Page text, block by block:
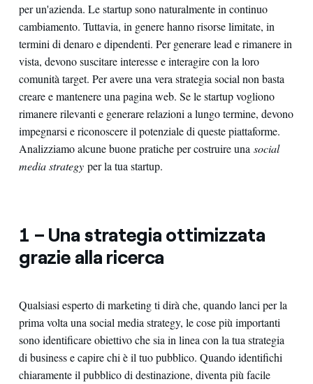
per un'azienda. Le startup sono naturalmente in continuo
cambiamento. Tuttavia, in genere hanno risorse limitate, in
termini di denaro e dipendenti. Per generare lead e rimanere in
vista, devono suscitare interesse e interagire con la loro
comunità target. Per avere una vera strategia social non basta
creare e mantenere una pagina web. Se le startup vogliono
rimanere rilevanti e generare relazioni a lungo termine, devono
impegnarsi e riconoscere il potenziale di queste piattaforme.
Analizziamo alcune buone pratiche per costruire una social
media strategyper la tua startup.
1 – Una strategia ottimizzata
grazie alla ricerca
Qualsiasi esperto di marketing ti dirà che, quando lanci per la
prima volta una social media strategy, le cose più importanti
sono identificare obiettivo che sia in linea con la tua strategia
di business e capire chi è il tuo pubblico. Quando identifichi
chiaramente il pubblico di destinazione, diventa più facile